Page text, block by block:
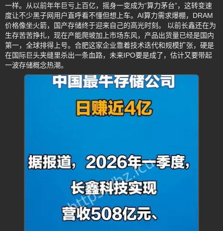
一样。从以前年年巨亏上百亿，摇身一变成为“算力茅台”，这转变速
度让不少黑子网用户直呼看不懂但想上车。AI算力需求爆棚，DRAM
价格像坐火箭，国产存储终于迎来自己的高光时刻。 以前长鑫还在为
生存苦苦挣扎，现在产能爬坡加上市场东风，产品出货量已经是国内
第一，全球排得上号。合肥这家企业靠着技术迭代和规模扩张，硬是
在国际巨头夹缝里杀出一条血路，未来IPO要是成了，估计又要带起
一波存储概念热潮。